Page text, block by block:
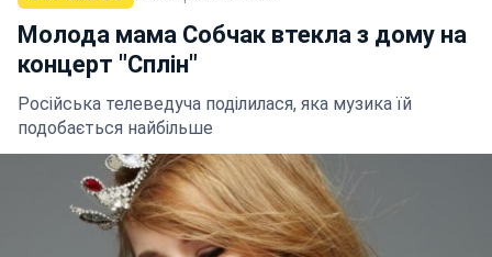
Молода мама Собчак втекла з дому на
концерт "Сплін"
Російська телеведуча поділилася, яка музика їй
подобається найбільше